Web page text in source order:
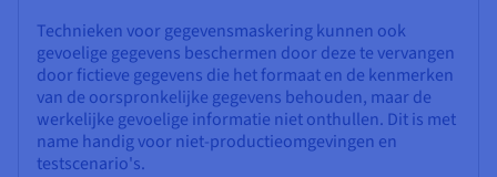
Technieken voor gegevensmaskering kunnen ook
gevoelige gegevens beschermen door deze te vervangen
door fictieve gegevens die het formaat en de kenmerken
van de oorspronkelijke gegevens behouden, maar de
werkelijke gevoelige informatie niet onthullen. Dit is met
name handig voor niet-productieomgevingen en
testscenario's.